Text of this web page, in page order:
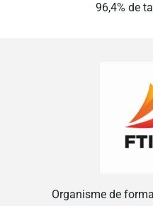
96,4% de
Organisme de